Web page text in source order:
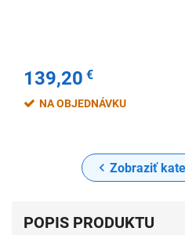
139,20 €
NA OBJEDNÁVKU
Zobraziť
POPIS PRODUKTU